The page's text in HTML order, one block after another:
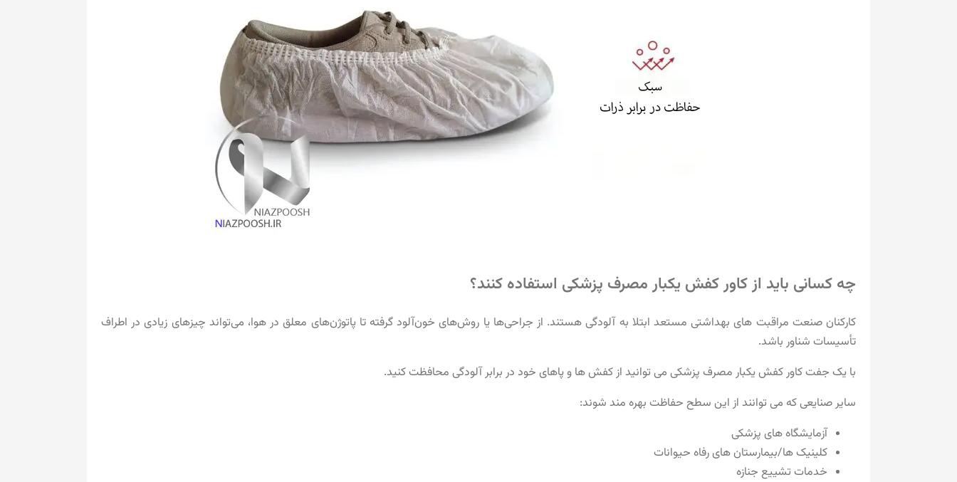
چه کسانی باید از کاور کفش یکبار مصرف پزشکی استفاده کنند؟
کارکنان صنعت مراقبت های بهداشتی مستعد ابتلا به آلودگی هستند. از جراحی‌ها یا روش‌های خون‌آلود گرفته تا پاتوژن‌های معلق در هوا، می‌تواند چیزهای زیادی در اطراف
تأسیسات شناور باشد.
با یک جفت کاور کفش یکبار مصرف پزشکی می توانید از کفش ها و پاهای خود در برابر آلودگی محافظت کنید.
سایر صنایعی که می توانند از این سطح حفاظت بهره مند شوند:
آزمایشگاه های پزشکی
کلینیک ها/بیمارستان های رفاه حیوانات
خدمات تشییع جنازه